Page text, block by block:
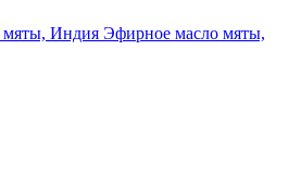
Эфирное масло мяты,